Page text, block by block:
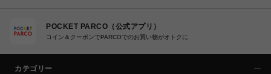
POCKET PARCO（公式アプリ）
コイン＆クーポンでPARCOでのお買い物がオトクに
カテゴリー